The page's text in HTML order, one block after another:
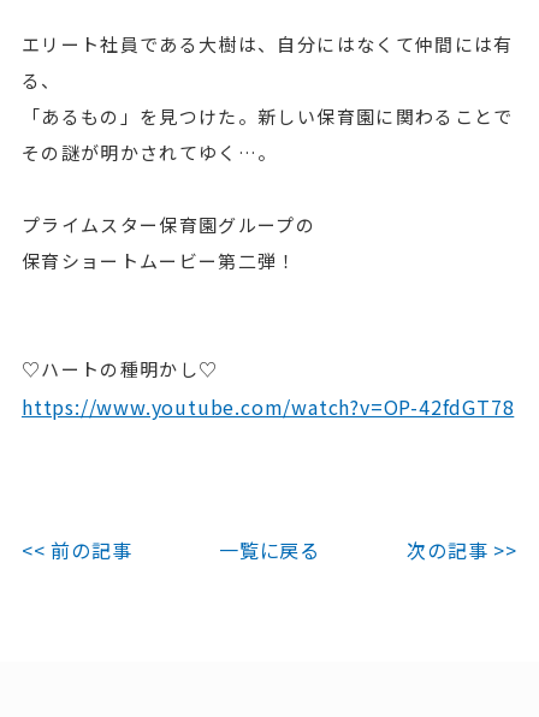
エリート社員である大樹は、自分にはなくて仲間には有
る、
「あるもの」を見つけた。新しい保育園に関わることで
その謎が明かされてゆく…。
プライムスター保育園グループの
保育ショートムービー第二弾！
♡ハートの種明かし♡
https://www.youtube.com/watch?v=OP-42fdGT78
<< 前の記事 一覧に戻る 次の記事 >>